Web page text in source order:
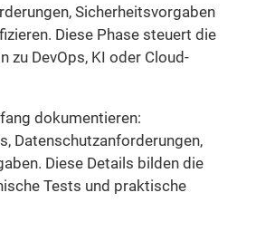
Sicherheitsvorgaben
Diese Phase steuert die
zu DevOps, KI oder Cloud-
dokumentieren:
Datenschutzanforderungen,
Diese Details bilden die
Tests und praktische